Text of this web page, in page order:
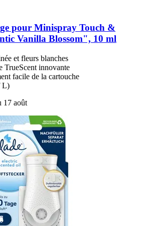
pour Minispray Touch &
Vanilla Blossom", 10 ml
et fleurs blanches
TrueScent innovante
facile de la cartouche
L)
17 août